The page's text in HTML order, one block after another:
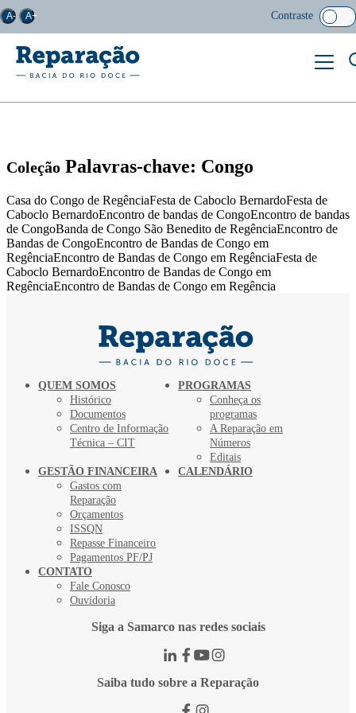
A- A+ Contraste
Coleção Palavras-chave: Congo
Casa do Congo de RegênciaFesta de Caboclo BernardoFesta de
Caboclo BernardoEncontro de bandas de CongoEncontro de bandas
de CongoBanda de Congo São Benedito de RegênciaEncontro de
Bandas de CongoEncontro de Bandas de Congo em
RegênciaEncontro de Bandas de Congo em RegênciaFesta de
Caboclo BernardoEncontro de Bandas de Congo em
RegênciaEncontro de Bandas de Congo em Regência
QUEM SOMOS
Histórico
Documentos
Centro de Informação
Técnica – CIT
PROGRAMAS
Conheça os
programas
A Reparação em
Números
Editais
GESTÃO FINANCEIRA
Gastos com
Reparação
Orçamentos
ISSQN
Repasse Financeiro
Pagamentos PF/PJ
CALENDÁRIO
CONTATO
Fale Conosco
Ouvidoria
Siga a Samarco nas redes sociais
Saiba tudo sobre a Reparação